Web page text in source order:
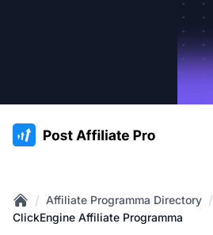
:site.title
Home
/ Affiliate Programma Directory /
ClickEngine Affiliate Programma